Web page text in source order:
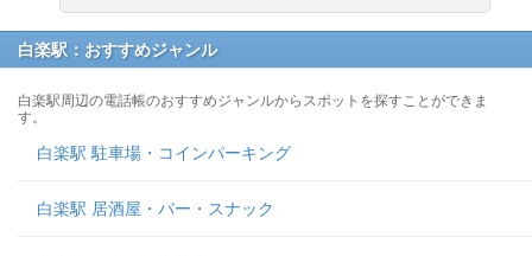
白楽駅：おすすめジャンル
白楽駅周辺の電話帳のおすすめジャンルからスポットを探すことができま
す。
白楽駅 駐車場・コインパーキング
白楽駅 居酒屋・バー・スナック